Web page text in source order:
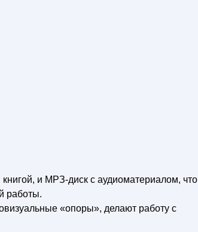
и МРЗ-диск с аудиоматериалом, что
работы.
«опоры», делают работу с